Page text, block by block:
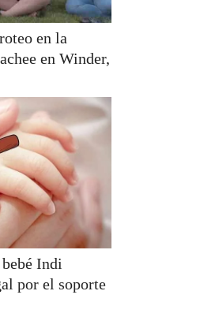
en la
en Winder,
Indi
por el soporte